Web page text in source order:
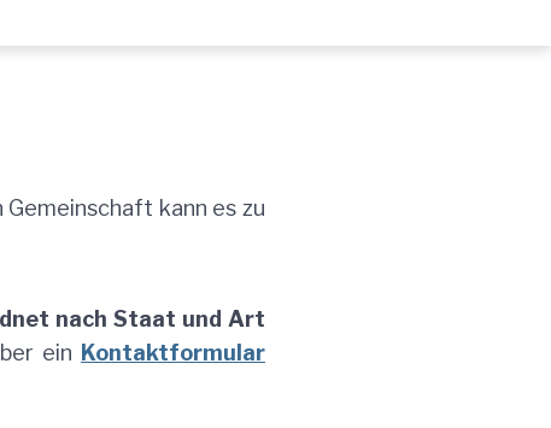
kann es zu
nach Staat und Art
ein Kontaktformular